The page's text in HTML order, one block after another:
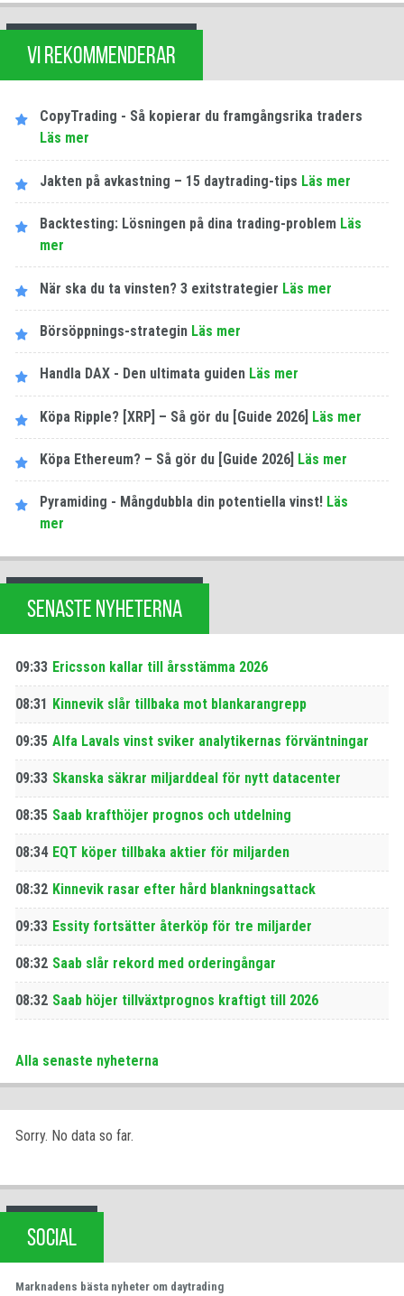
VI REKOMMENDERAR
CopyTrading - Så kopierar du framgångsrika traders
Läs mer
Jakten på avkastning – 15 daytrading-tips Läs mer
Backtesting: Lösningen på dina trading-problem Läs
mer
När ska du ta vinsten? 3 exitstrategier Läs mer
Börsöppnings-strategin Läs mer
Handla DAX - Den ultimata guiden Läs mer
Köpa Ripple? [XRP] – Så gör du [Guide 2026] Läs mer
Köpa Ethereum? – Så gör du [Guide 2026] Läs mer
Pyramiding - Mångdubbla din potentiella vinst! Läs
mer
SENASTE NYHETERNA
09:33 Ericsson kallar till årsstämma 2026
08:31 Kinnevik slår tillbaka mot blankarangrepp
09:35 Alfa Lavals vinst sviker analytikernas förväntningar
09:33 Skanska säkrar miljarddeal för nytt datacenter
08:35 Saab krafthöjer prognos och utdelning
08:34 EQT köper tillbaka aktier för miljarden
08:32 Kinnevik rasar efter hård blankningsattack
09:33 Essity fortsätter återköp för tre miljarder
08:32 Saab slår rekord med orderingångar
08:32 Saab höjer tillväxtprognos kraftigt till 2026
Alla senaste nyheterna
Sorry. No data so far.
SOCIAL
Marknadens bästa nyheter om daytrading